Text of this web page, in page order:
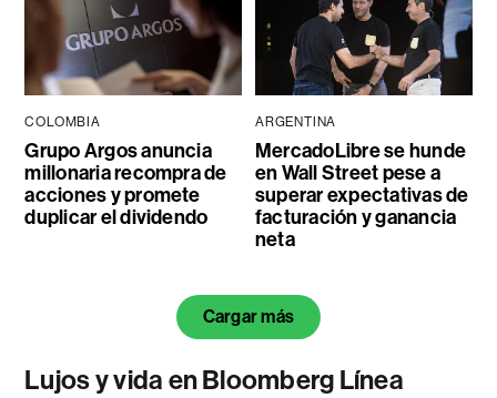
COLOMBIA
Grupo Argos anuncia
millonaria recompra de
acciones y promete
duplicar el dividendo
ARGENTINA
MercadoLibre se hunde
en Wall Street pese a
superar expectativas de
facturación y ganancia
neta
Cargar más
Lujos y vida en Bloomberg Línea